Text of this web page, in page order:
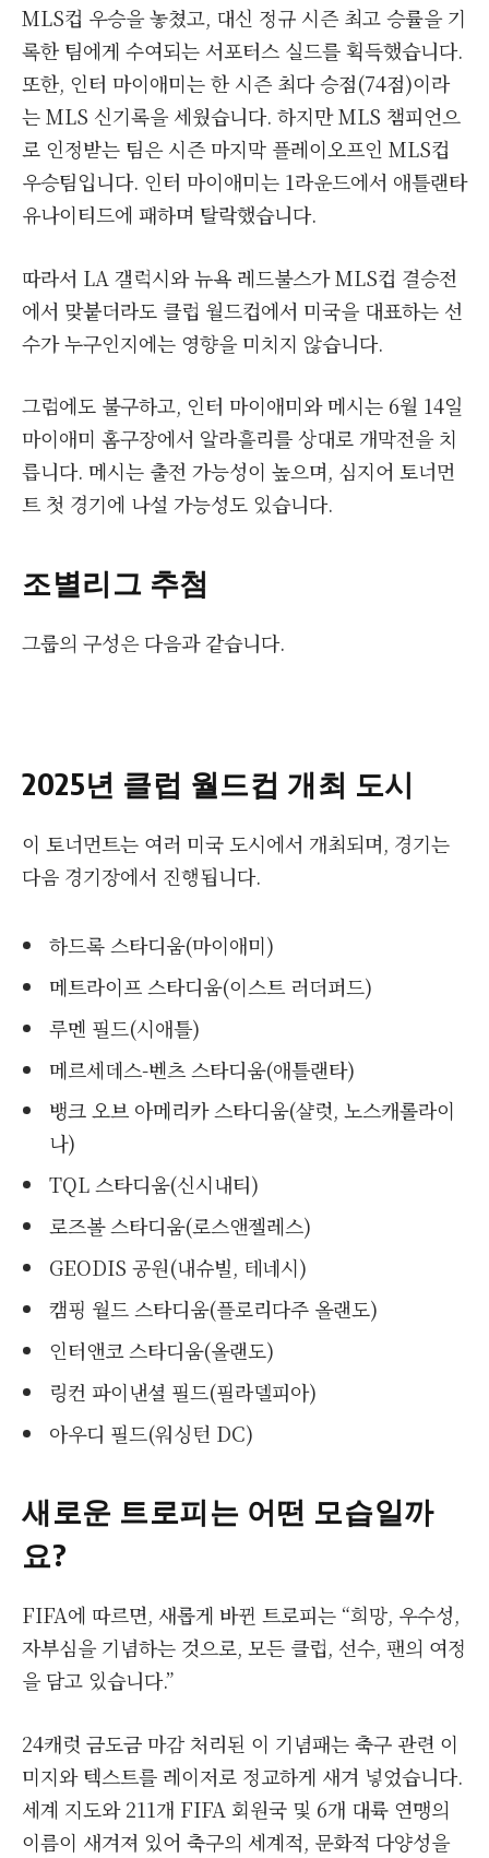
MLS컵 우승을 놓쳤고, 대신 정규 시즌 최고 승률을 기
록한 팀에게 수여되는 서포터스 실드를 획득했습니다.
또한, 인터 마이애미는 한 시즌 최다 승점(74점)이라
는 MLS 신기록을 세웠습니다. 하지만 MLS 챔피언으
로 인정받는 팀은 시즌 마지막 플레이오프인 MLS컵
우승팀입니다. 인터 마이애미는 1라운드에서 애틀랜타
유나이티드에 패하며 탈락했습니다.
따라서 LA 갤럭시와 뉴욕 레드불스가 MLS컵 결승전
에서 맞붙더라도 클럽 월드컵에서 미국을 대표하는 선
수가 누구인지에는 영향을 미치지 않습니다.
그럼에도 불구하고, 인터 마이애미와 메시는 6월 14일
마이애미 홈구장에서 알라흘리를 상대로 개막전을 치
릅니다. 메시는 출전 가능성이 높으며, 심지어 토너먼
트 첫 경기에 나설 가능성도 있습니다.
조별리그 추첨
그룹의 구성은 다음과 같습니다.
2025년 클럽 월드컵 개최 도시
이 토너먼트는 여러 미국 도시에서 개최되며, 경기는
다음 경기장에서 진행됩니다.
하드록 스타디움(마이애미)
메트라이프 스타디움(이스트 러더퍼드)
루멘 필드(시애틀)
메르세데스-벤츠 스타디움(애틀랜타)
뱅크 오브 아메리카 스타디움(샬럿, 노스캐롤라이
나)
TQL 스타디움(신시내티)
로즈볼 스타디움(로스앤젤레스)
GEODIS 공원(내슈빌, 테네시)
캠핑 월드 스타디움(플로리다주 올랜도)
인터앤코 스타디움(올랜도)
링컨 파이낸셜 필드(필라델피아)
아우디 필드(워싱턴 DC)
새로운 트로피는 어떤 모습일까
요?
FIFA에 따르면, 새롭게 바뀐 트로피는 “희망, 우수성,
자부심을 기념하는 것으로, 모든 클럽, 선수, 팬의 여정
을 담고 있습니다.”
24캐럿 금도금 마감 처리된 이 기념패는 축구 관련 이
미지와 텍스트를 레이저로 정교하게 새겨 넣었습니다.
세계 지도와 211개 FIFA 회원국 및 6개 대륙 연맹의
이름이 새겨져 있어 축구의 세계적, 문화적 다양성을